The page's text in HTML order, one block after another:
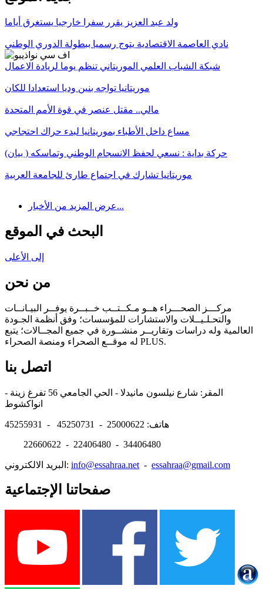
ولد عبد العزيز يقرر سفرا خارجيا يستغرق أياما
نادي العاصمة الاقتصادية يتوج رسميا ببطولة الدوري الوطني
شبكة الشباب العلمي الموريتاني تنظم يوما لريادة الاعمال
موريتانيا تواجه بنين وديا استعدادا للكان
مالي.. مقتل عنصر في قوة الأمم المتحدة
مساع داخل الأطباء بموريتانيا لبدء حراك احتجاجي
حركة بداية : نسعي لحفظ الانسجام الوطني وتماسكه ( بيان)
موريتانيا تشارك في اجتماع طارئ للجامعة العربية
عرض المزيد من الأخبار...
البحث في الموقع
إلى الأعلى
من نحن
مركـــز الصحـــراء هــو مـكــتــب خــبــرة يوفــر البيـانــات
والتحـلـيــلات والاستشارات للمؤسسات؛ وفق أنظمة الجـودة
العالمية وله دراسات وتقاريــر منشــورة في جميع المجــالات؛ يتبع
له موقــع الصحراء ومنصة الصحراء PLUS.
اتصل بنا
المقر: شارع نيلسون مانيدلا - الحي الجامعي 56 تفرغ زينة -
هاتف: 25000622 - 45250731 - 45255931
22660622 - 22406480 - 34406480
البريد الالكتروني: info@essahraa.net - essahraa@gmail.com
صفحاتنا الإجتماعية